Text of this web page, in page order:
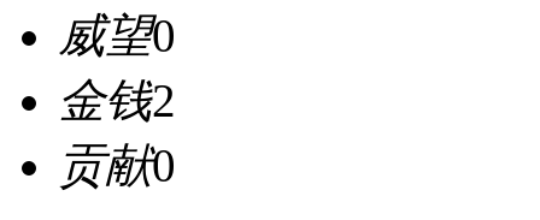
威望0
金钱2
贡献0